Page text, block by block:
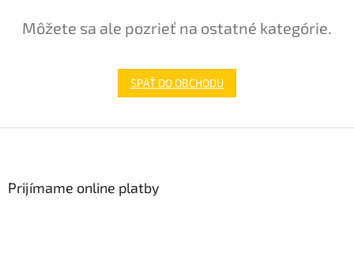
Môžete sa ale pozrieť na ostatné kategórie.
SPÄŤ DO OBCHODU
Prijímame online platby